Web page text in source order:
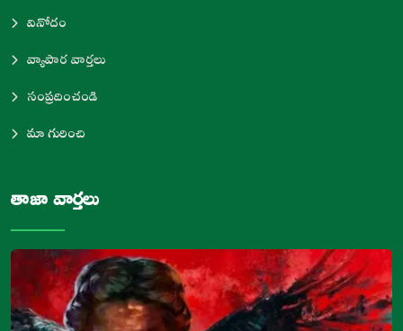
వినోదం
వ్యాపార వార్తలు
సంప్రదించండి
మా గురించి
తాజా వార్తలు